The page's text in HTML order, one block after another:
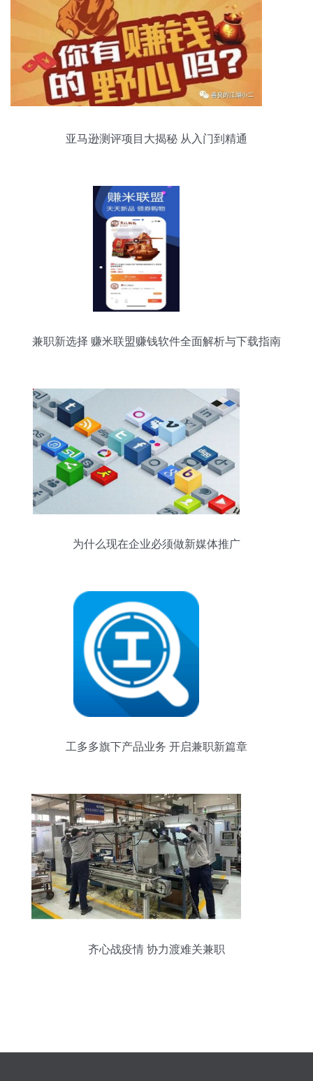
亚马逊测评项目大揭秘 从入门到精通
兼职新选择 赚米联盟赚钱软件全面解析与下载指南
为什么现在企业必须做新媒体推广
工多多旗下产品业务 开启兼职新篇章
齐心战疫情 协力渡难关兼职